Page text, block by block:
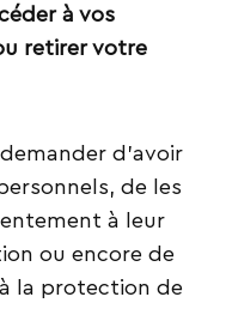
à vos
retirer votre
d’avoir
de les
à leur
ou encore de
la protection de